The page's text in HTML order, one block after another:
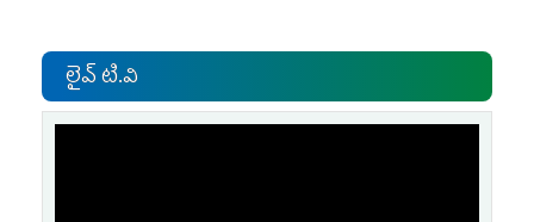
లైవ్ టి.వి